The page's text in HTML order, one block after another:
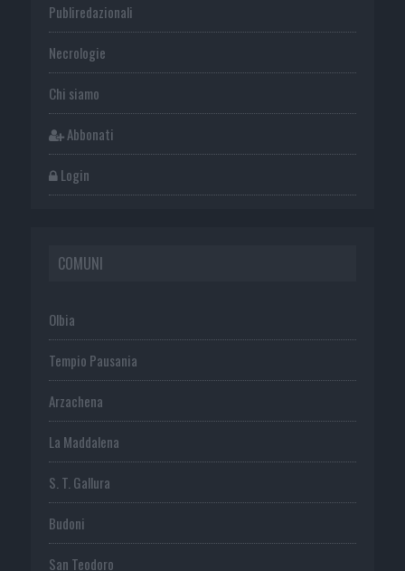
Publiredazionali
Necrologie
Chi siamo
Abbonati
Login
COMUNI
Olbia
Tempio Pausania
Arzachena
La Maddalena
S. T. Gallura
Budoni
San Teodoro